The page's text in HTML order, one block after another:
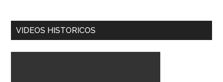
VIDEOS HISTORICOS